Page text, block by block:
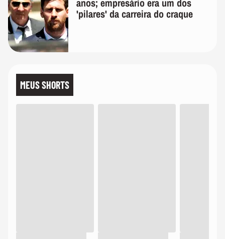
anos; empresário era um dos
'pilares' da carreira do craque
MEUS SHORTS